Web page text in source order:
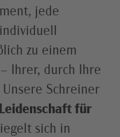
jede
zu einem
Ihrer, durch Ihre
Schreiner
Leidenschaft für
sich in